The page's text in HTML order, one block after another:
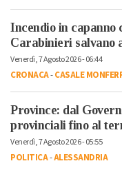
Incendio in capanno
Carabinieri salvano
Venerdì, 7 Agosto 2026 - 06:44
CRONACA-CASALE
Province: dal
provinciali fino al
Venerdì, 7 Agosto 2026 - 05:55
POLITICA-ALESSANDRIA